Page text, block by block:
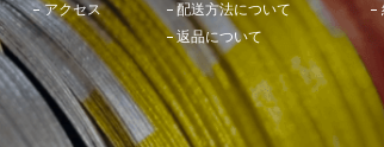
アクセス
配送⽅法について
返品について